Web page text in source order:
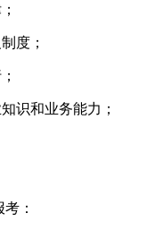
度；
识和业务能力；
：